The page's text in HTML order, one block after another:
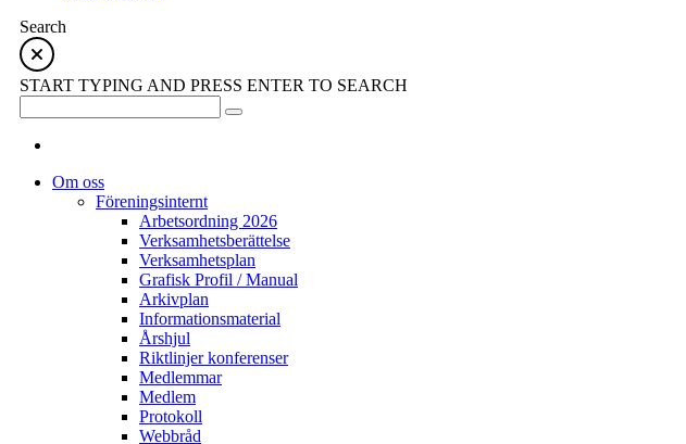
Search
START TYPING AND PRESS ENTER TO SEARCH
Om oss
Föreningsinternt
Arbetsordning 2026
Verksamhetsberättelse
Verksamhetsplan
Grafisk Profil / Manual
Arkivplan
Informationsmaterial
Årshjul
Riktlinjer konferenser
Medlemmar
Medlem
Protokoll
Webbråd